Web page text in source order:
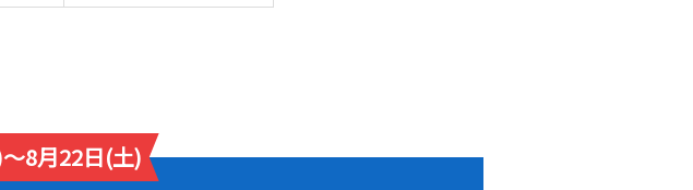
8月22日(土)